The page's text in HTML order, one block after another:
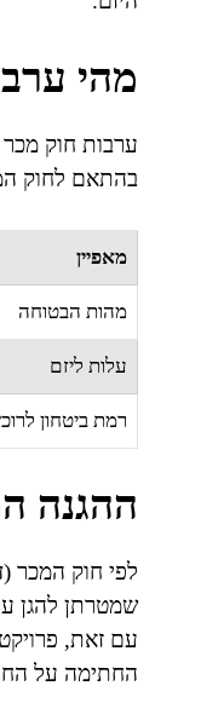
מהי
בהתאם לחוק
מאפיין
מהות הבטוחה
עלות ליזם
רמת ביטחון
ההגנה
שמטרתן להגן
עם זאת,
החתימה על